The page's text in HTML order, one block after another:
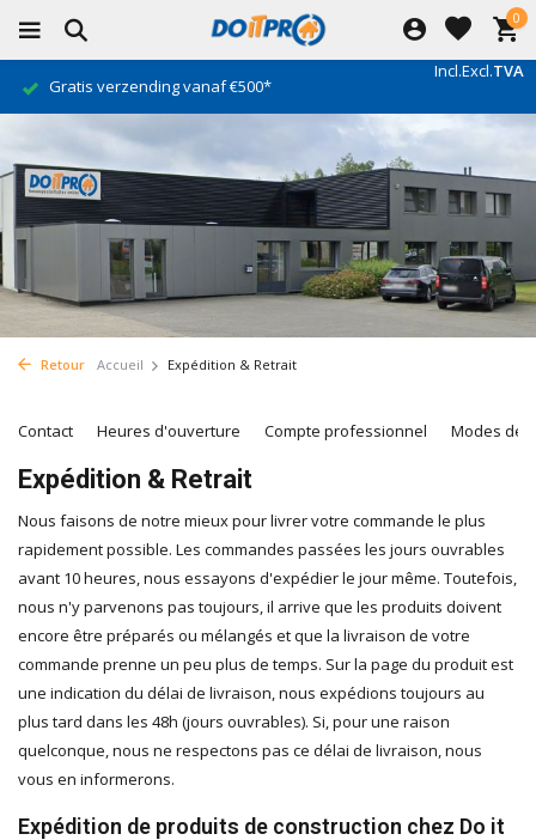
0
Incl.Excl.TVA
Gratis verzending vanaf €500*
Retour Accueil Expédition & Retrait
Contact Heures d'ouverture Compte professionnel Modes de
Expédition & Retrait
Nous faisons de notre mieux pour livrer votre commande le plus
rapidement possible. Les commandes passées les jours ouvrables
avant 10 heures, nous essayons d'expédier le jour même. Toutefois,
nous n'y parvenons pas toujours, il arrive que les produits doivent
encore être préparés ou mélangés et que la livraison de votre
commande prenne un peu plus de temps. Sur la page du produit est
une indication du délai de livraison, nous expédions toujours au
plus tard dans les 48h (jours ouvrables). Si, pour une raison
quelconque, nous ne respectons pas ce délai de livraison, nous
vous en informerons.
Expédition de produits de construction chez Do it